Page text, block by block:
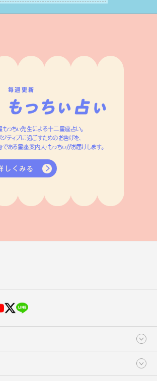
毎週更新
っちぃ先生による十二星座占い。
ティブに過ごすためのお告げを、
ある星座案内人・もっちぃがお届けします。
しくみる